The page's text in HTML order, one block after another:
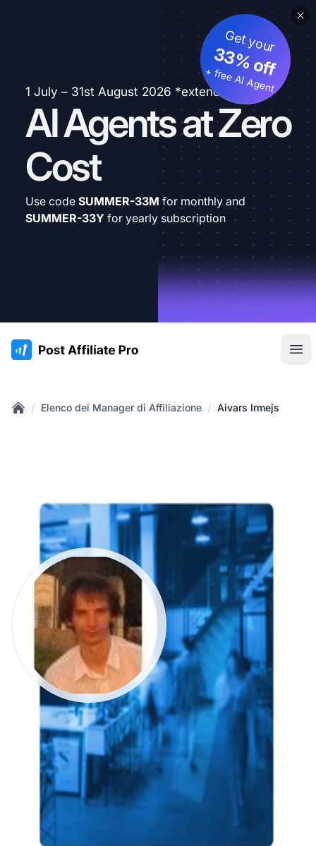
1 July – 31st August 2026 *extended
AI Agents at Zero
Cost
Get your
33% off
+ free AI Agent
Use code SUMMER-33M for monthly and
SUMMER-33Y for yearly subscription
:site.title
/ Elenco dei Manager di Affiliazione / Aivars Irmejs